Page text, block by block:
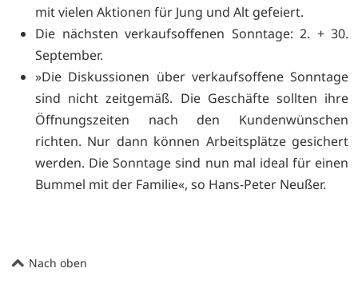
mit vielen Aktionen für Jung und Alt gefeiert.
Die nächsten verkaufsoffenen Sonntage: 2. + 30.
September.
»Die Diskussionen über verkaufsoffene Sonntage
sind nicht zeitgemäß. Die Geschäfte sollten ihre
Öffnungszeiten nach den Kundenwünschen
richten. Nur dann können Arbeitsplätze gesichert
werden. Die Sonntage sind nun mal ideal für einen
Bummel mit der Familie«, so Hans-Peter Neußer.
Nach oben